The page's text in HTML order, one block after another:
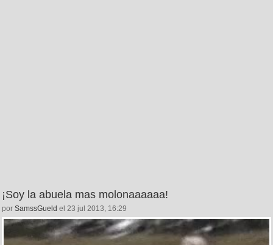
¡Soy la abuela mas molonaaaaaa!
por SamssGueld el 23 jul 2013, 16:29